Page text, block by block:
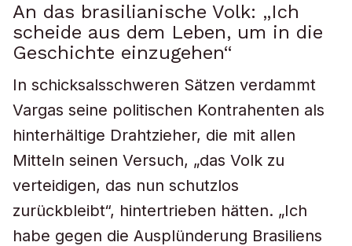
An das brasilianische Volk: „Ich
scheide aus dem Leben, um in die
Geschichte einzugehen“
In schicksalsschweren Sätzen verdammt
Vargas seine politischen Kontrahenten als
hinterhältige Drahtzieher, die mit allen
Mitteln seinen Versuch, „das Volk zu
verteidigen, das nun schutzlos
zurückbleibt“, hintertrieben hätten. „Ich
habe gegen die Ausplünderung Brasiliens